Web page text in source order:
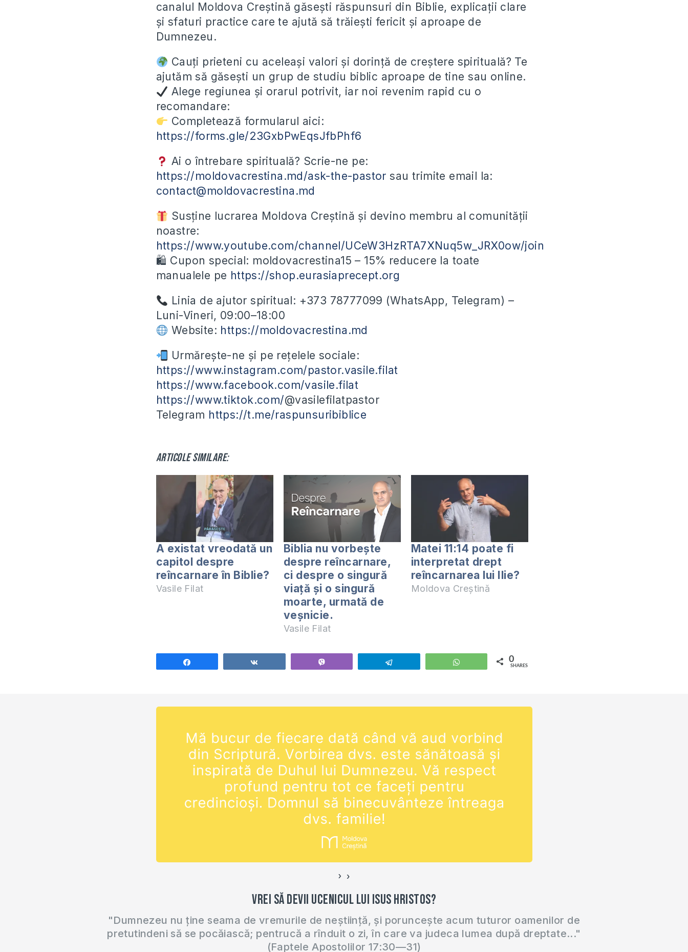
canalul Moldova Creștină găsești răspunsuri din Biblie, explicații clare
și sfaturi practice care te ajută să trăiești fericit și aproape de
Dumnezeu.
Cauți prieteni cu aceleași valori și dorință de creștere spirituală? Te
ajutăm să găsești un grup de studiu biblic aproape de tine sau online.
Alege regiunea și orarul potrivit, iar noi revenim rapid cu o
recomandare:
Completează formularul aici:
https://forms.gle/23GxbPwEqsJfbPhf6
Ai o întrebare spirituală? Scrie-ne pe:
https://moldovacrestina.md/ask-the-pastor sau trimite email la:
contact@moldovacrestina.md
Susține lucrarea Moldova Creștină și devino membru al comunității
noastre:
https://www.youtube.com/channel/UCeW3HzRTA7XNuq5w_JRX0ow/join
🛍 Cupon special: moldovacrestina15 – 15% reducere la toate
manualele pe https://shop.eurasiaprecept.org
Linia de ajutor spiritual: +373 78777099 (WhatsApp, Telegram) –
Luni-Vineri, 09:00–18:00
Website: https://moldovacrestina.md
Urmărește-ne și pe rețelele sociale:
https://www.instagram.com/pastor.vasile.filat
https://www.facebook.com/vasile.filat
https://www.tiktok.com/@vasilefilatpastor
Telegram https://t.me/raspunsuribiblice
Articole similare:
A existat vreodată un
capitol despre
reîncarnare în Biblie?
Vasile Filat
Biblia nu vorbește
despre reîncarnare,
ci despre o singură
viață și o singură
moarte, urmată de
veșnicie.
Vasile Filat
Matei 11:14 poate fi
interpretat drept
reîncarnarea lui Ilie?
Moldova Creștină
WhatsApp 0
SHARES
‹ ›
Vrei să devii ucenicul lui Isus Hristos?
"Dumnezeu nu ține seama de vremurile de neștiință, și poruncește acum tuturor oamenilor de
pretutindeni să se pocăiască; pentrucă a rînduit o zi, în care va judeca lumea după dreptate..."
(Faptele Apostolilor 17:30—31)